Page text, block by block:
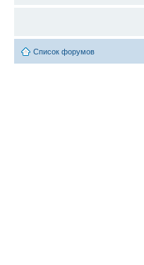
Список форумов